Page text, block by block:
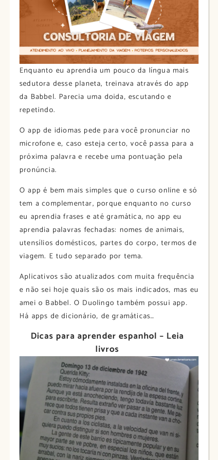
Enquanto eu aprendia um pouco da língua mais
sedutora desse planeta, treinava através do app
da Babbel. Parecia uma doida, escutando e
repetindo.
O app de idiomas pede para você pronunciar no
microfone e, caso esteja certo, você passa para a
próxima palavra e recebe uma pontuação pela
pronúncia.
O app é bem mais simples que o curso online e só
tem a complementar, porque enquanto no curso
eu aprendia frases e até gramática, no app eu
aprendia palavras fechadas: nomes de animais,
utensílios domésticos, partes do corpo, termos de
viagem. E tudo separado por tema.
Aplicativos são atualizados com muita frequência
e não sei hoje quais são os mais indicados, mas eu
amei o Babbel. O Duolingo também possui app.
Há apps de dicionário, de gramáticas…
Dicas para aprender espanhol – Leia
livros